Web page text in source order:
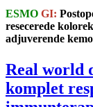
ESMO GI:
resecerede
adjuverende
Real world
komplet